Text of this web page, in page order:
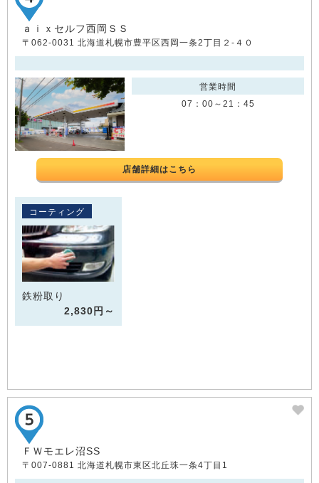
ａｉｘセルフ西岡ＳＳ
〒062-0031 北海道札幌市豊平区西岡一条2丁目２-４０
営業時間
07：00～21：45
店舗詳細はこちら
コーティング
鉄粉取り
2,830円～
ＦＷモエレ沼SS
〒007-0881 北海道札幌市東区北丘珠一条4丁目1